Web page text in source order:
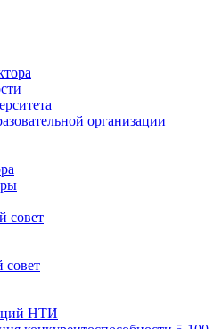
организации
совет
совет
НТИ